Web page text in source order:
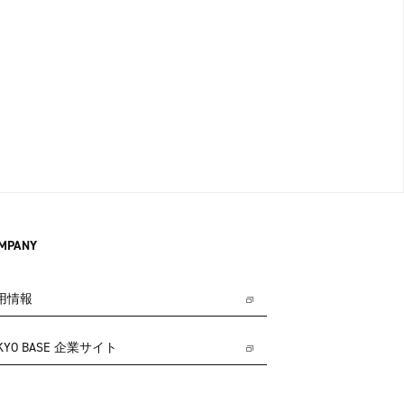
情報
BASE 企業サイト